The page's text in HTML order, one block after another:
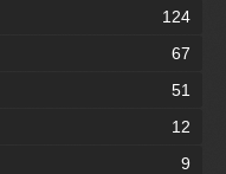
124
67
51
12
9